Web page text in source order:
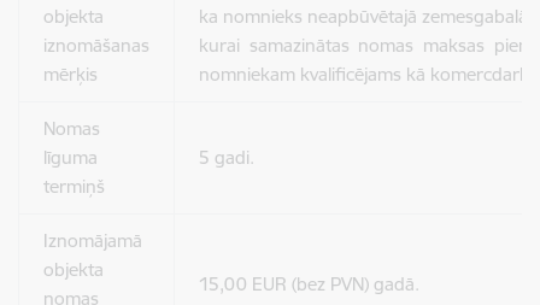
objekta
iznomāšanas
mērķis
ka nomnieks neapbūvētajā zemesgabalā
kurai samazinātas nomas maksas
nomniekam kvalificējams kā
Nomas
līguma
termiņš
5 gadi.
Iznomājamā
objekta
nomas
15,00 EUR (bez PVN) gadā.